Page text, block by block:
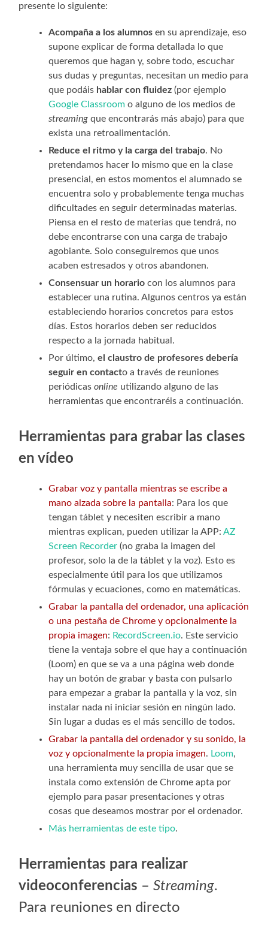
presente lo siguiente:
Acompaña a los alumnos en su aprendizaje, eso
supone explicar de forma detallada lo que
queremos que hagan y, sobre todo, escuchar
sus dudas y preguntas, necesitan un medio para
que podáis hablar con fluidez (por ejemplo
Google Classroom o alguno de los medios de
streaming que encontrarás más abajo) para que
exista una retroalimentación.
Reduce el ritmo y la carga del trabajo. No
pretendamos hacer lo mismo que en la clase
presencial, en estos momentos el alumnado se
encuentra solo y probablemente tenga muchas
dificultades en seguir determinadas materias.
Piensa en el resto de materias que tendrá, no
debe encontrarse con una carga de trabajo
agobiante. Solo conseguiremos que unos
acaben estresados y otros abandonen.
Consensuar un horario con los alumnos para
establecer una rutina. Algunos centros ya están
estableciendo horarios concretos para estos
días. Estos horarios deben ser reducidos
respecto a la jornada habitual.
Por último,el claustro de profesores debería
seguir en contacto a través de reuniones
periódicasonline utilizando alguno de las
herramientas que encontraréis a continuación.
Herramientas para grabar las clases
en vídeo
Grabar voz y pantalla mientras se escribe a
mano alzada sobre la pantalla: Para los que
tengan táblet y necesiten escribir a mano
mientras explican, pueden utilizar la APP:AZ
Screen Recorder (no graba la imagen del
profesor, solo la de la táblet y la voz). Esto es
especialmente útil para los que utilizamos
fórmulas y ecuaciones, como en matemáticas.
Grabar la pantalla del ordenador, una aplicación
o una pestaña de Chrome y opcionalmente la
propia imagen: RecordScreen.io. Este servicio
tiene la ventaja sobre el que hay a continuación
(Loom) en que se va a una página web donde
hay un botón de grabar y basta con pulsarlo
para empezar a grabar la pantalla y la voz, sin
instalar nada ni iniciar sesión en ningún lado.
Sin lugar a dudas es el más sencillo de todos.
Grabar la pantalla del ordenador y su sonido, la
voz y opcionalmente la propia imagen. Loom,
una herramienta muy sencilla de usar que se
instala como extensión de Chrome apta por
ejemplo para pasar presentaciones y otras
cosas que deseamos mostrar por el ordenador.
Más herramientas de este tipo.
Herramientas para realizar
videoconferencias –Streaming.
Para reuniones en directo